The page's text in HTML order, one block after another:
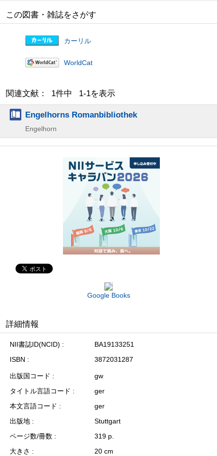
この図書・雑誌をさがす
カーリル
WorldCat
関連文献： 1件中 1-1を表示
Engelhorns Romanbibliothek
Engelhorn
Google Books
詳細情報
NII書誌ID(NCID)
BA19133251
ISBN
3872031287
出版国コード
gw
タイトル言語コード
ger
本文言語コード
ger
出版地
Stuttgart
ページ数/冊数
319 p.
大きさ
20 cm